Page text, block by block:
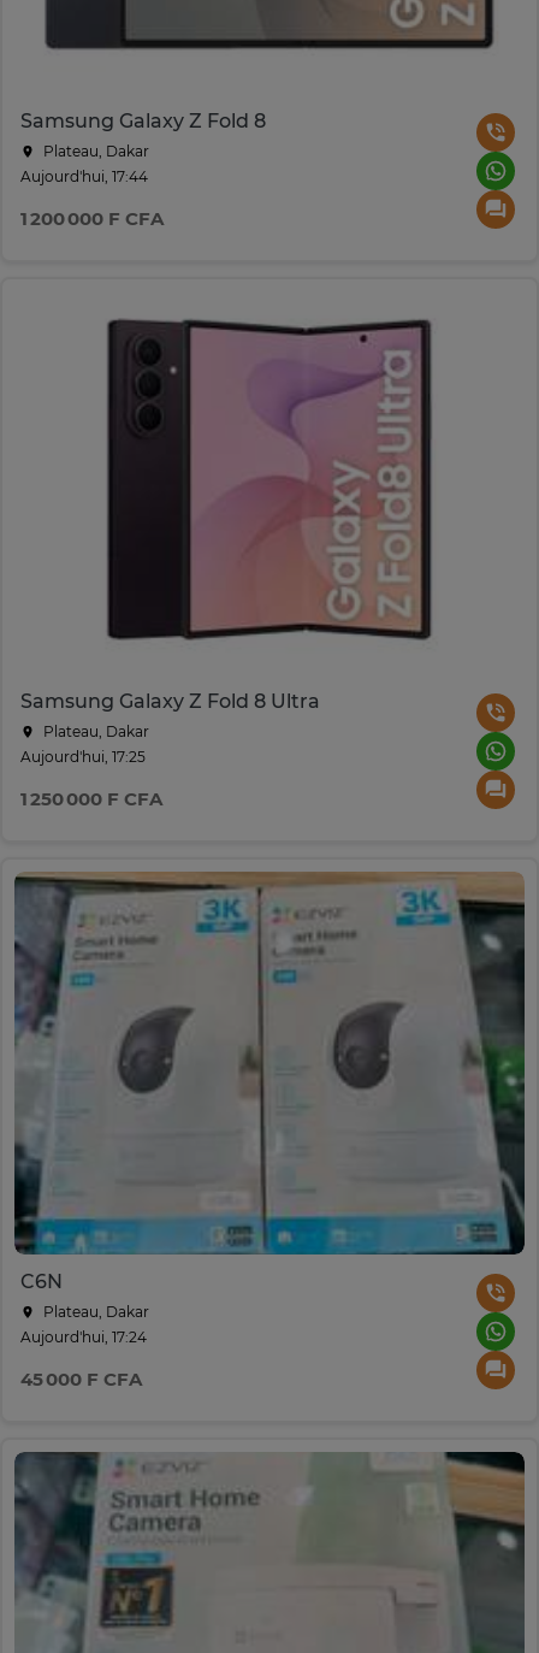
Samsung Galaxy Z Fold 8
Plateau, Dakar
Aujourd'hui, 17:44
1 200 000 F CFA
Samsung Galaxy Z Fold 8 Ultra
Plateau, Dakar
Aujourd'hui, 17:25
1 250 000 F CFA
C6N
Plateau, Dakar
Aujourd'hui, 17:24
45 000 F CFA